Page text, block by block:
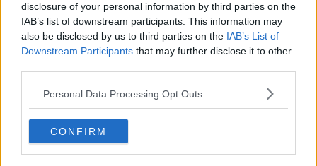
disclosure of your personal information by third parties on the
IAB’s list of downstream participants. This information may
also be disclosed by us to third parties on the IAB’s List of
Downstream Participants that may further disclose it to other
Personal Data Processing Opt Outs
CONFIRM
Sor-riso amaro
Fine anno al ristorante
La festa di Capodanno
Natale 2024
Re e regnanti
Come rubare allo stato e vivere felici
Una performance
Il compagno
​Io (allo specchio)
Tramonto